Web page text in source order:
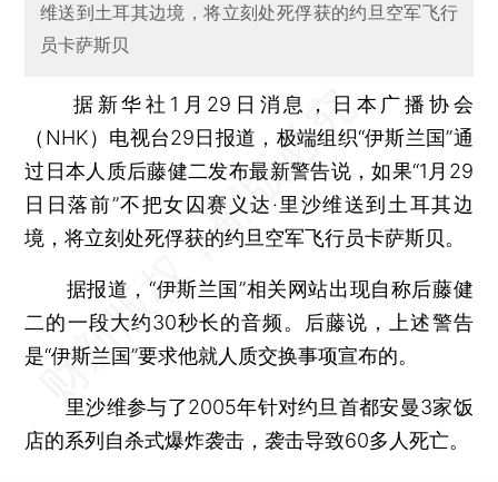
维送到土耳其边境，将立刻处死俘获的约旦空军飞行
员卡萨斯贝
据新华社1月29日消息，日本广播协会
（NHK）电视台29日报道，极端组织“伊斯兰国”通
过日本人质后藤健二发布最新警告说，如果“1月29
日日落前”不把女囚赛义达·里沙维送到土耳其边
境，将立刻处死俘获的约旦空军飞行员卡萨斯贝。
据报道，“伊斯兰国”相关网站出现自称后藤健
二的一段大约30秒长的音频。后藤说，上述警告
是“伊斯兰国”要求他就人质交换事项宣布的。
里沙维参与了2005年针对约旦首都安曼3家饭
店的系列自杀式爆炸袭击，袭击导致60多人死亡。